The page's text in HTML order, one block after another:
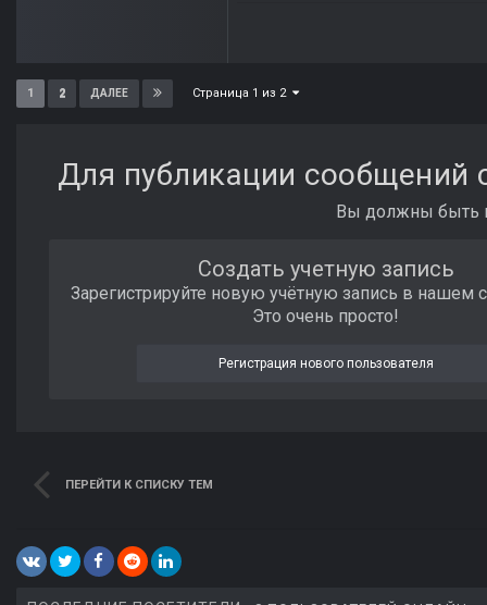
1 2 ДАЛЕЕ Страница 1 из 2
Для публикации сообщений
Вы должны быть
Создать учетную запись
Зарегистрируйте новую учётную запись в нашем
Это очень просто!
Регистрация нового пользователя
ПЕРЕЙТИ К СПИСКУ ТЕМ